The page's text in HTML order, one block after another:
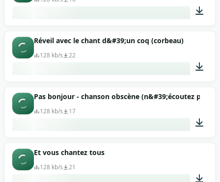
Réveil avec le chant d&#39;un coq (corbeau)
128 kb/s 22
00:14
Pas bonjour - chanson obscène (n&#39;écoutez pas
128 kb/s 17
Et vous chantez tous
128 kb/s 21